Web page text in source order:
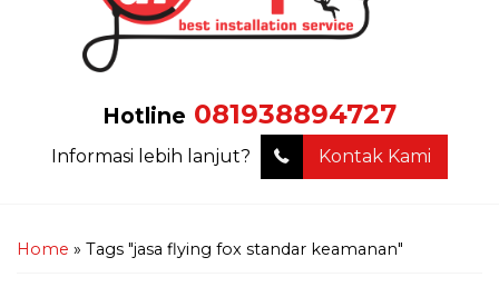
Hotline 081938894727
Informasi lebih lanjut? Kontak Kami
Home » Tags "jasa flying fox standar keamanan"